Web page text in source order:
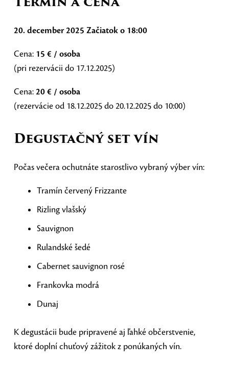
20. december 2025 Začiatok o 18:00
Cena: 15 € / osoba
(pri rezervácii do 17.12.2025)
Cena:20 € / osoba
(rezervácie od 18.12.2025 do 20.12.2025 do 10:00)
Degustačný set vín
Počas večera ochutnáte starostlivo vybraný výber vín:
Tramín červený Frizzante
Rizling vlašský
Sauvignon
Rulandské šedé
Cabernet sauvignon rosé
Frankovka modrá
Dunaj
K degustácii bude pripravené aj ľahké občerstvenie,
ktoré doplní chuťový zážitok z ponúkaných vín.